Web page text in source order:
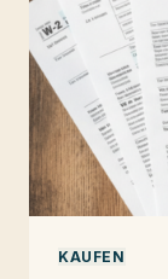
KAUFEN